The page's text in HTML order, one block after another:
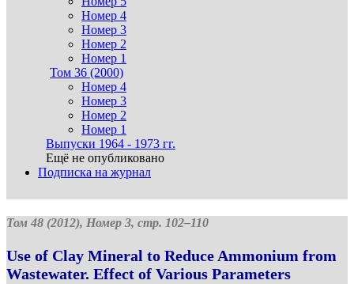
Номер 4
Номер 3
Номер 2
Номер 1
Том 36 (2000)
Номер 4
Номер 3
Номер 2
Номер 1
Выпуски 1964 - 1973 гг.
Ещё не опубликовано
Подписка на журнал
Том 48 (2012), Номер 3, стр. 102–110
Use of Clay Mineral to Reduce Ammonium from
Wastewater. Effect of Various Parameters